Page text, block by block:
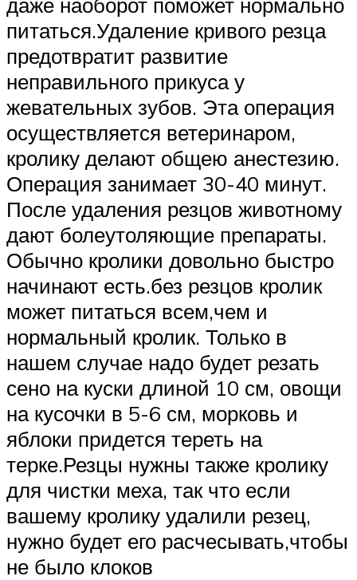
питаться.Удаление кривого резца
предотвратит развитие
неправильного прикуса у
жевательных зубов. Эта операция
осуществляется ветеринаром,
кролику делают общею анестезию.
Операция занимает 30-40 минут.
После удаления резцов животному
дают болеутоляющие препараты.
Обычно кролики довольно быстро
начинают есть.без резцов кролик
может питаться всем,чем и
нормальный кролик. Только в
нашем случае надо будет резать
сено на куски длиной 10 см, овощи
на кусочки в 5-6 см, морковь и
яблоки придется тереть на
терке.Резцы нужны также кролику
для чистки меха, так что если
вашему кролику удалили резец,
нужно будет его расчесывать,чтобы
не было клоков